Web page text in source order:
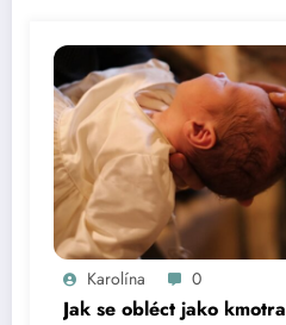
Karolína 0
Jak se obléct jako kmotra